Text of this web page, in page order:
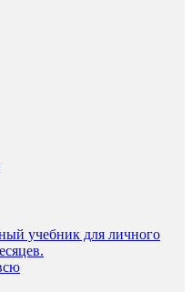
учебник для личного